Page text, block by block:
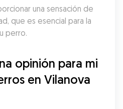
una sensación de
que es esencial para la
perro.
opinión para mi
en Vilanova